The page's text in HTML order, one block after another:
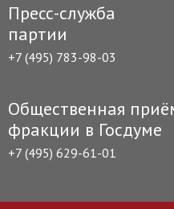
Пресс-служба
партии
+7 (495) 783-98-03
Общественная
фракции в Госдуме
+7 (495) 629-61-01